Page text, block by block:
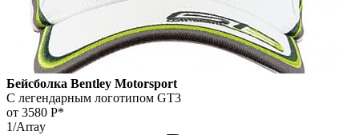
Бейсболка Bentley Motorsport
С легендарным логотипом GT3
от 3580 Р*
1/Array